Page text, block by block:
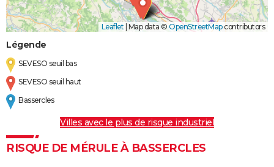
Leaflet Map data © OpenStreetMapcontributors
Légende
SEVESO seuil bas
SEVESO seuil haut
Bassercles
Villes avec le plus de risque industriel
RISQUE DE MÉRULE À BASSERCLES